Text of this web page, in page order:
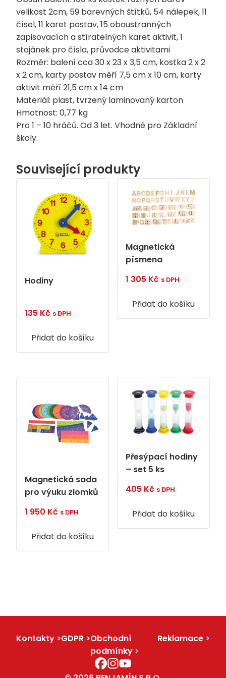
velikost 2cm, 59 barevných štítků, 54 nálepek, 11
čísel, 11 karet postav, 15 oboustranných
zapisovacích a stíratelných karet aktivit, 1
stojánek pro čísla, průvodce aktivitami
Rozměr: balení cca 30 x 23 x 3,5 cm, kostka 2 x 2
x 2 cm, karty postav měří 7,5 cm x 10 cm, karty
aktivit měří 21,5 cm x 14 cm
Materiál: plast, tvrzený laminovaný karton
Hmotnost: 0,77 kg
Pro 1 – 10 hráčů. Od 3 let. Vhodné pro Základní
školy.
Související produkty
Hodiny
135 Kč s DPH
Přidat do košíku
Magnetická
písmena
1 305 Kč s DPH
Přidat do košíku
Magnetická sada
pro výuku zlomků
1 950 Kč s DPH
Přidat do košíku
Přesýpací hodiny
– set 5 ks
405 Kč s DPH
Přidat do košíku
Kontakty GDPR
Obchodní
podmínky
Reklamace